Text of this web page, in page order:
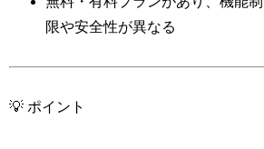
限や安全性が異なる
💡 ポイント